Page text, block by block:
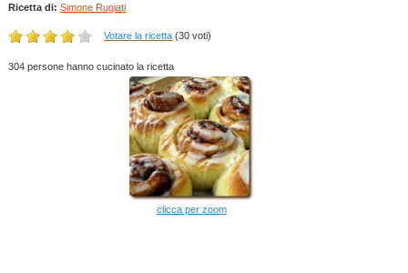
Ricetta di: Simone Rugiati
Votare la ricetta (30 voti)
304 persone hanno cucinato la ricetta
clicca per zoom